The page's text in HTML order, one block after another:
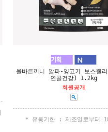
올바른끼니 알파-양고기 보스웰
연골건강) 1.2kg
회원공개
* 유통기한 : 제조일로부터